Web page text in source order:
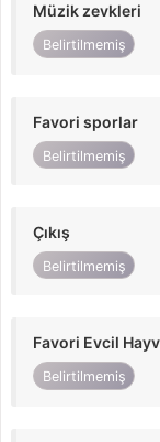
Müzik zevkleri
Belirtilmemiş
Favori sporlar
Belirtilmemiş
Çıkış
Belirtilmemiş
Favori Evcil
Belirtilmemiş